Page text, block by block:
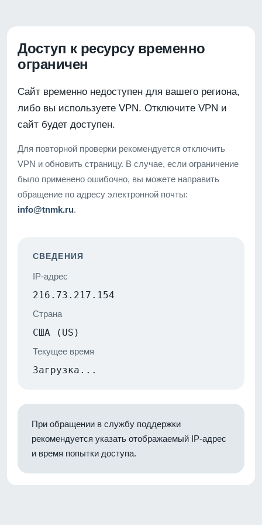
Доступ к ресурсу временно
ограничен
Сайт временно недоступен для вашего региона,
либо вы используете VPN. Отключите VPN и
сайт будет доступен.
Для повторной проверки рекомендуется отключить
VPN и обновить страницу. В случае, если ограничение
было применено ошибочно, вы можете направить
обращение по адресу электронной почты:
info@tnmk.ru.
СВЕДЕНИЯ
IP-адрес
216.73.217.154
Страна
США (US)
Текущее время
Загрузка...
При обращении в службу поддержки
рекомендуется указать отображаемый IP-адрес
и время попытки доступа.